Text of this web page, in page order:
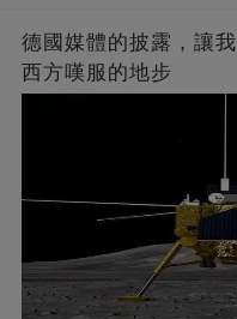
德國媒體的披露，讓
西方嘆服的地步